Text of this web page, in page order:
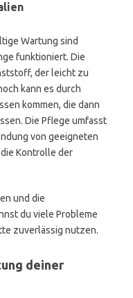
Wartung sind
funktioniert. Die
der leicht zu
kann es durch
kommen, die dann
Die Pflege umfasst
von geeigneten
Kontrolle der
und die
du viele Probleme
zuverlässig nutzen.
deiner